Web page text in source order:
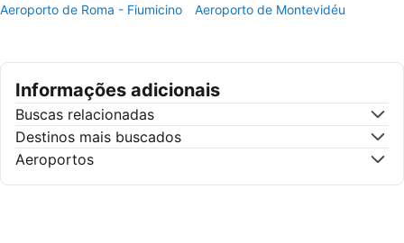
Aeroporto de Roma - Fiumicino Aeroporto de Montevidéu
Informações adicionais
Buscas relacionadas
Destinos mais buscados
Aeroportos